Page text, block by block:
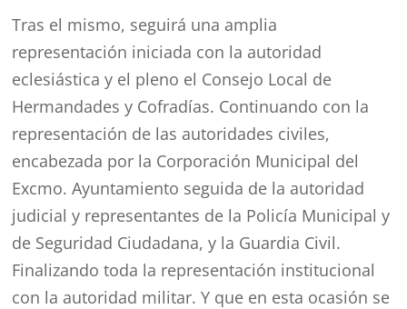
Tras el mismo, seguirá una amplia
representación iniciada con la autoridad
eclesiástica y el pleno el Consejo Local de
Hermandades y Cofradías. Continuando con la
representación de las autoridades civiles,
encabezada por la Corporación Municipal del
Excmo. Ayuntamiento seguida de la autoridad
judicial y representantes de la Policía Municipal y
de Seguridad Ciudadana, y la Guardia Civil.
Finalizando toda la representación institucional
con la autoridad militar. Y que en esta ocasión se